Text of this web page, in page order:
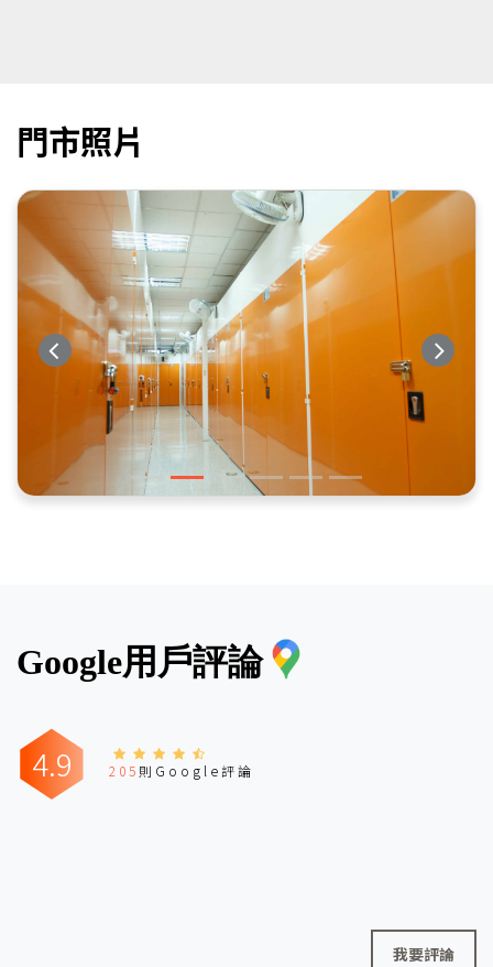
門市照片
Previous Next
Google用戶評論
4.9 205 則Google評論
我要評論